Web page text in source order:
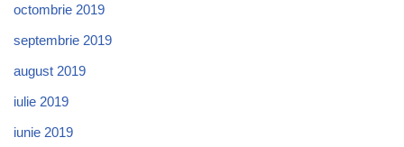
octombrie 2019
septembrie 2019
august 2019
iulie 2019
iunie 2019